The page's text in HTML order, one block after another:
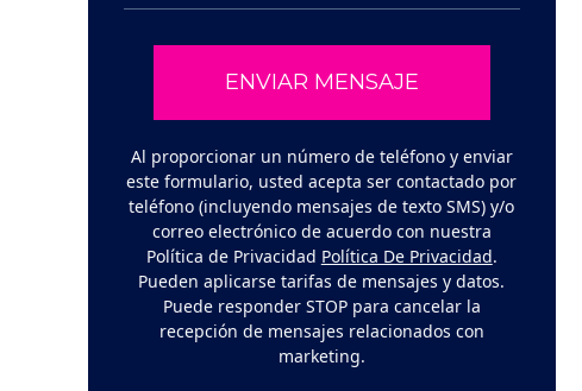
Al proporcionar un número de teléfono y enviar
este formulario, usted acepta ser contactado por
teléfono (incluyendo mensajes de texto SMS) y/o
correo electrónico de acuerdo con nuestra
Política de Privacidad Política De Privacidad.
Pueden aplicarse tarifas de mensajes y datos.
Puede responder STOP para cancelar la
recepción de mensajes relacionados con
marketing.